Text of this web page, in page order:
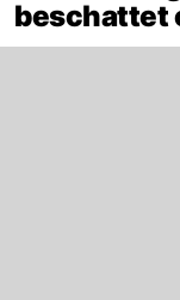
beschattet